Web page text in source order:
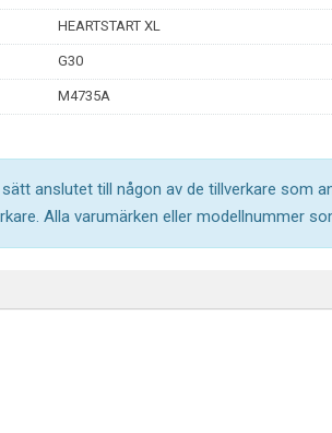
HEARTSTART XL
G30
M4735A
anslutet till någon av de tillverkare som
Alla varumärken eller modellnummer